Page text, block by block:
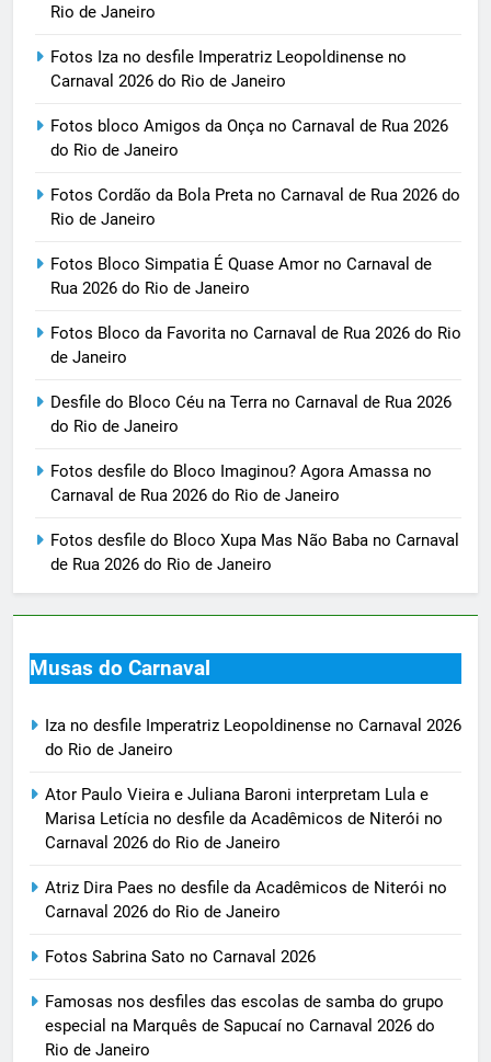
Rio de Janeiro
Fotos Iza no desfile Imperatriz Leopoldinense no
Carnaval 2026 do Rio de Janeiro
Fotos bloco Amigos da Onça no Carnaval de Rua 2026
do Rio de Janeiro
Fotos Cordão da Bola Preta no Carnaval de Rua 2026 do
Rio de Janeiro
Fotos Bloco Simpatia É Quase Amor no Carnaval de
Rua 2026 do Rio de Janeiro
Fotos Bloco da Favorita no Carnaval de Rua 2026 do Rio
de Janeiro
Desfile do Bloco Céu na Terra no Carnaval de Rua 2026
do Rio de Janeiro
Fotos desfile do Bloco Imaginou? Agora Amassa no
Carnaval de Rua 2026 do Rio de Janeiro
Fotos desfile do Bloco Xupa Mas Não Baba no Carnaval
de Rua 2026 do Rio de Janeiro
Musas do Carnaval
Iza no desfile Imperatriz Leopoldinense no Carnaval 2026
do Rio de Janeiro
Ator Paulo Vieira e Juliana Baroni interpretam Lula e
Marisa Letícia no desfile da Acadêmicos de Niterói no
Carnaval 2026 do Rio de Janeiro
Atriz Dira Paes no desfile da Acadêmicos de Niterói no
Carnaval 2026 do Rio de Janeiro
Fotos Sabrina Sato no Carnaval 2026
Famosas nos desfiles das escolas de samba do grupo
especial na Marquês de Sapucaí no Carnaval 2026 do
Rio de Janeiro